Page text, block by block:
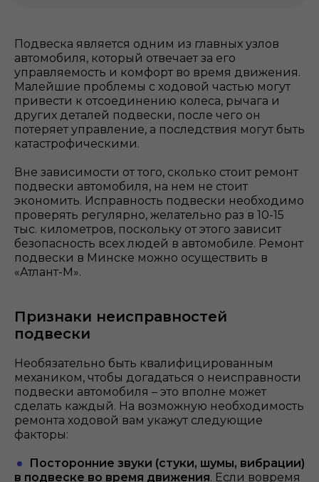
Подвеска является одним из главных узлов
автомобиля, который отвечает за его
управляемость и комфорт во время движения.
Малейшие проблемы с ходовой частью могут
привести к отсоединению колеса, рычага и
других деталей подвески, после чего он
потеряет управление, а последствия могут быть
катастрофическими.
Вне зависимости от того, сколько стоит ремонт
подвески автомобиля, на нем не стоит
экономить. Исправность подвески необходимо
проверять регулярно, желательно раз в 10-15
тыс. километров, поскольку от этого зависит
безопасность всех людей в автомобиле. Ремонт
подвески в Минске можно осуществить в
«Атлант-М».
Признаки неисправностей
подвески
Необязательно быть квалифицированным
механиком, чтобы догадаться о неисправности
подвески автомобиля – это вполне может
сделать каждый. На возможную необходимость
ремонта ходовой вам укажут следующие
факторы:
Посторонние звуки (стуки, шумы, вибрации)
в подвеске во время движения. Если вовремя